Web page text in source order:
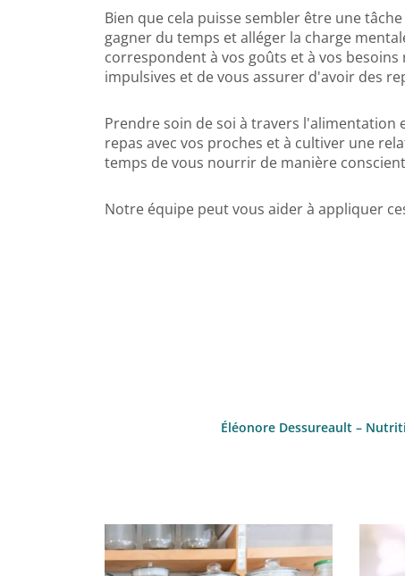
Bien que cela puisse sembler être une
gagner du temps et alléger la charge
correspondent à vos goûts et à vos
impulsives et de vous assurer d'avoir des
Prendre soin de soi à travers l'alimentation
repas avec vos proches et à cultiver une
temps de vous nourrir de manière
Notre équipe peut vous aider à appliquer
Éléonore Dessureault –